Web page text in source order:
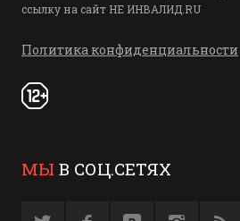
ссылку на сайт НЕ ИНВАЛИД.RU
Политика конфиденциальности
МЫ В СОЦ.СЕТЯХ